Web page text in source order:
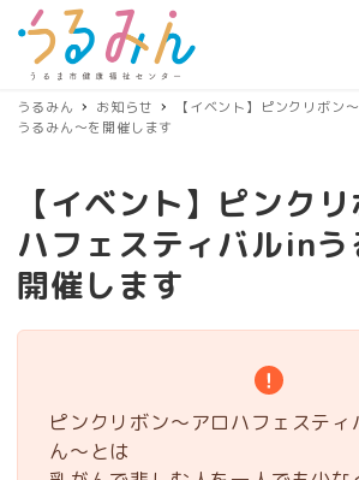
うるみん お知らせ
【イベント】ピンクリボン
うるみん～を開催します
【イベント】ピンク
ハフェスティバルinう
開催します
ピンクリボン～アロハフェステ
ん～とは